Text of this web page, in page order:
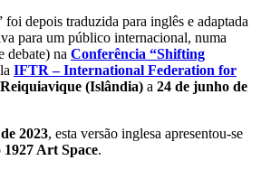
foi depois traduzida para inglês e adaptada
para um público internacional, numa
debate) na Conferência “Shifting
IFTR – International Federation for
Reiquiavique (Islândia) a 24 de junho de
2023, esta versão inglesa apresentou-se
1927 Art Space.